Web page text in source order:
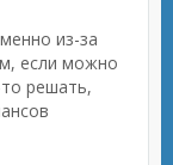
из-за
если можно
решать,